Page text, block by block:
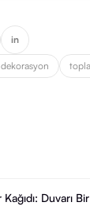
in
Duvarı